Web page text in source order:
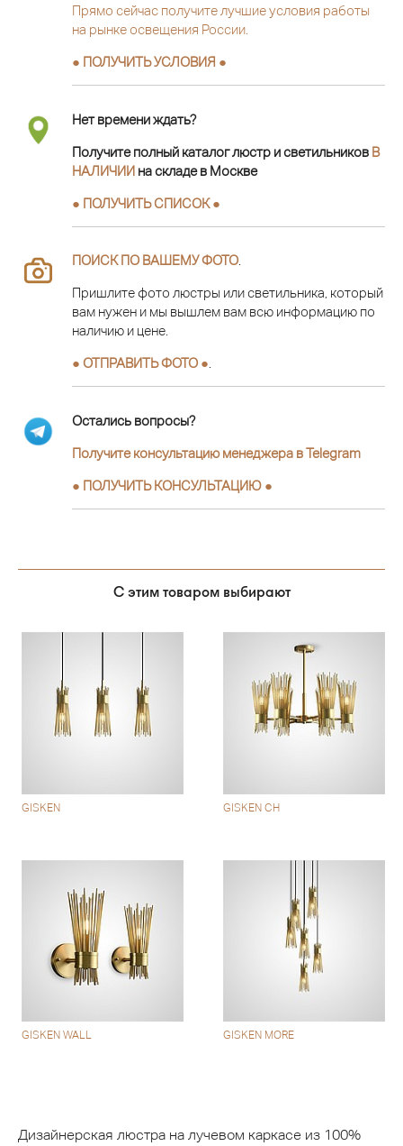
Прямо сейчас получите лучшие условия работы
на рынке освещения России.
● ПОЛУЧИТЬ УСЛОВИЯ ●
Нет времени ждать?
Получите полный каталог люстр и светильников В
НАЛИЧИИ на складе в Москве
● ПОЛУЧИТЬ СПИСОК ●
ПОИСК ПО ВАШЕМУ ФОТО
Пришлите фото люстры или светильника, который
вам нужен и мы вышлем вам всю информацию по
наличию и цене.
● ОТПРАВИТЬ ФОТО ●
Остались вопросы?
Получите консультацию менеджера в Telegram
● ПОЛУЧИТЬ КОНСУЛЬТАЦИЮ ●
С этим товаром выбирают
GISKEN GISKEN CH
GISKEN WALL GISKEN MORE
Дизайнерская люстра на лучевом каркасе из 100%